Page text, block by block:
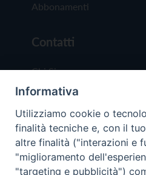
Abbonamenti
Contatti
Chi Siamo
Redazione
Scrivici
Informativa
Utilizziamo cookie o
finalità tecniche e, con il
altre finalità ("interazioni e
"miglioramento
"targeting e pubblicità")